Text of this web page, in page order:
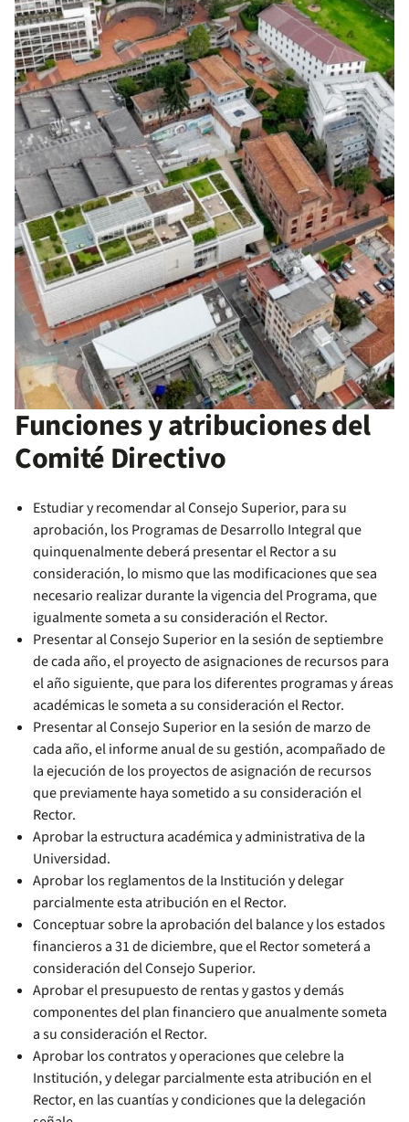
Funciones y atribuciones del
Comité Directivo
Estudiar y recomendar al Consejo Superior, para su
aprobación, los Programas de Desarrollo Integral que
quinquenalmente deberá presentar el Rector a su
consideración, lo mismo que las modificaciones que sea
necesario realizar durante la vigencia del Programa, que
igualmente someta a su consideración el Rector.
Presentar al Consejo Superior en la sesión de septiembre
de cada año, el proyecto de asignaciones de recursos para
el año siguiente, que para los diferentes programas y áreas
académicas le someta a su consideración el Rector.
Presentar al Consejo Superior en la sesión de marzo de
cada año, el informe anual de su gestión, acompañado de
la ejecución de los proyectos de asignación de recursos
que previamente haya sometido a su consideración el
Rector.
Aprobar la estructura académica y administrativa de la
Universidad.
Aprobar los reglamentos de la Institución y delegar
parcialmente esta atribución en el Rector.
Conceptuar sobre la aprobación del balance y los estados
financieros a 31 de diciembre, que el Rector someterá a
consideración del Consejo Superior.
Aprobar el presupuesto de rentas y gastos y demás
componentes del plan financiero que anualmente someta
a su consideración el Rector.
Aprobar los contratos y operaciones que celebre la
Institución, y delegar parcialmente esta atribución en el
Rector, en las cuantías y condiciones que la delegación